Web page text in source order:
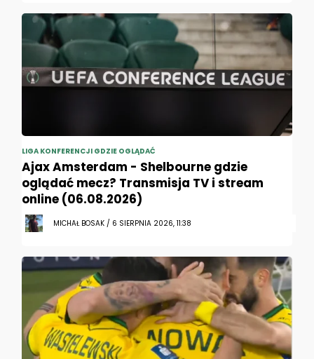
LIGA KONFERENCJI GDZIE OGLĄDAĆ
Ajax Amsterdam - Shelbourne gdzie
oglądać mecz? Transmisja TV i stream
online (06.08.2026)
MICHAŁ BOSAK / 6 SIERPNIA 2026, 11:38